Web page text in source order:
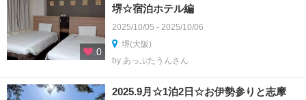
0
堺☆宿泊ホテル編
2025/10/05 - 2025/10/06
堺(大阪)
by あっぷたうんさん
2025.9月☆1泊2日☆お伊勢参りと志摩